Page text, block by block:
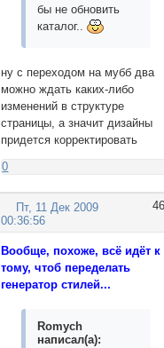
бы не обновить
каталог..
ну с переходом на мубб два
можно ждать каких-либо
изменений в структуре
страницы, а значит дизайны
придется корректировать
0
46
Пт, 11 Дек 2009
00:36:56
Вообще, похоже, всё идёт к
тому, чтоб переделать
генератор стилей...
Romych
написал(а):